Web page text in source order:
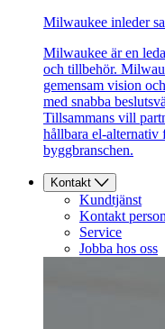
Milwaukee inleder
Milwaukee är en
och tillbehör.
gemensam vision
med snabba
Tillsammans vill
hållbara el-alternativ
byggbranschen.
Kontakt
Kundtjänst
Kontakt
Service
Jobba hos oss